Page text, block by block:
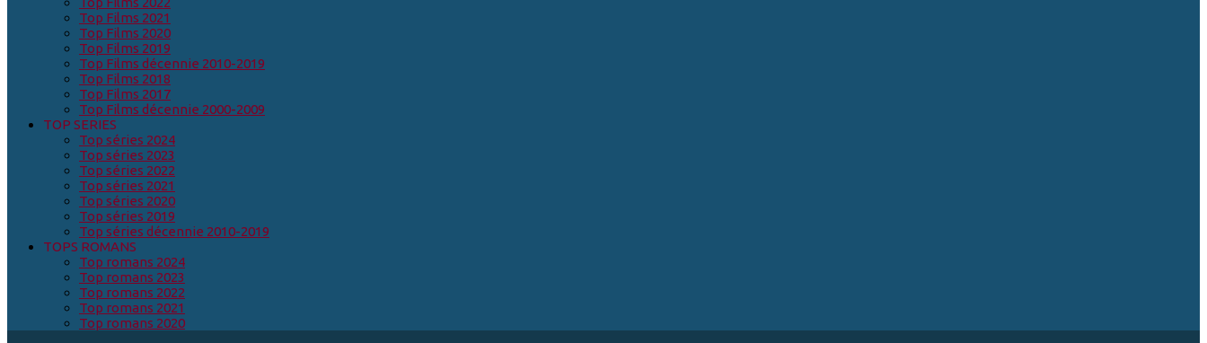
Top Films 2021
Top Films 2020
Top Films 2019
Top Films décennie 2010-2019
Top Films 2018
Top Films 2017
Top Films décennie 2000-2009
TOP SERIES
Top séries 2024
Top séries 2023
Top séries 2022
Top séries 2021
Top séries 2020
Top séries 2019
Top séries décennie 2010-2019
TOPS ROMANS
Top romans 2024
Top romans 2023
Top romans 2022
Top romans 2021
Top romans 2020